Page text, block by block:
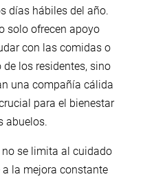
días hábiles del año.
solo ofrecen apoyo
con las comidas o
los residentes, sino
una compañía cálida
para el bienestar
abuelos.
no se limita al cuidado
a la mejora constante